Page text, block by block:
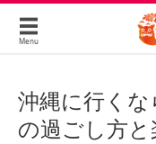
Menu
沖縄に行く
の過ごし方と